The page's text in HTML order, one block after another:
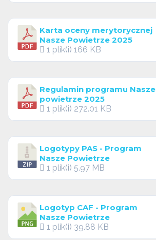
Karta oceny merytorycznej
Nasze Powietrze 2025
1 plik(i) 166 KB
Regulamin programu Nasze
powietrze 2025
1 plik(i) 272.01 KB
Logotypy PAS - Program
Nasze Powietrze
1 plik(i) 5.97 MB
Logotyp CAF - Program
Nasze Powietrze
1 plik(i) 39.88 KB